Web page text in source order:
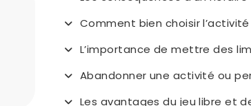
Comment bien choisir
L’importance de mettre des
Abandonner une activité ou
Les avantages du jeu libre et